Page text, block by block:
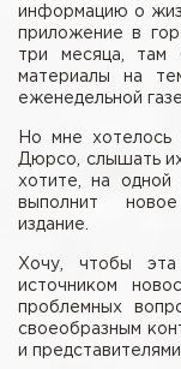
информацию о
приложение в
три месяца, там
материалы на
еженедельной
Но мне
Дюрсо, слышать
хотите, на одной
выполнит
издание.
Хочу, чтобы
источником
проблемных
своеобразным
и